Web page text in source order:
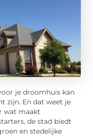
je droomhuis kan
zijn. En dat weet je
wat maakt
de stad biedt
en stedelijke